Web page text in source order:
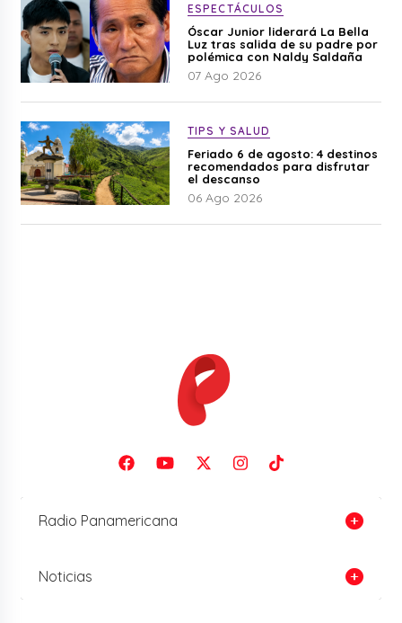
ESPECTÁCULOS
Óscar Junior liderará La Bella
Luz tras salida de su padre por
polémica con Naldy Saldaña
07 Ago 2026
TIPS Y SALUD
Feriado 6 de agosto: 4 destinos
recomendados para disfrutar
el descanso
06 Ago 2026
Radio Panamericana
Noticias